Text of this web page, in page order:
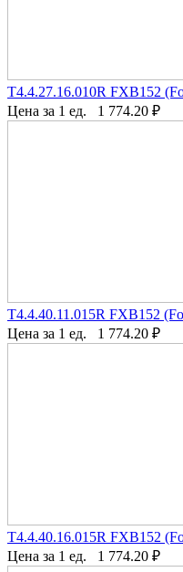
T4.4.27.16.010R FXB152
Цена за 1 ед.
1 774.20 ₽
T4.4.40.11.015R FXB152
Цена за 1 ед.
1 774.20 ₽
T4.4.40.16.015R FXB152
Цена за 1 ед.
1 774.20 ₽